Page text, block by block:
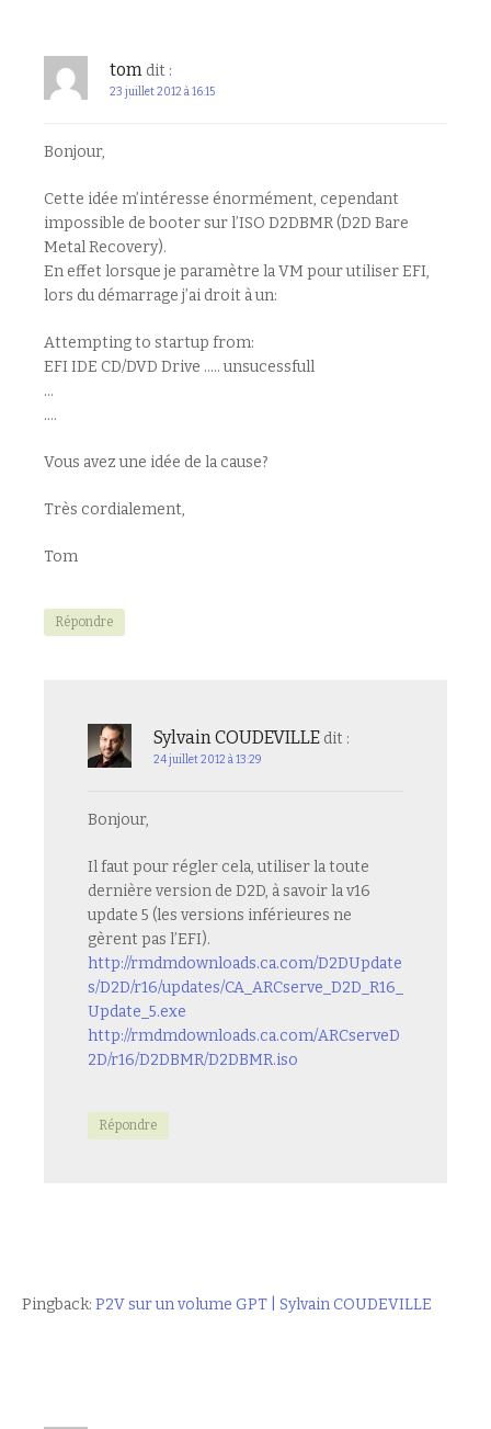
tom dit :
23 juillet 2012 à 16:15
Bonjour,
Cette idée m’intéresse énormément, cependant
impossible de booter sur l’ISO D2DBMR (D2D Bare
Metal Recovery).
En effet lorsque je paramètre la VM pour utiliser EFI,
lors du démarrage j’ai droit à un:
Attempting to startup from:
EFI IDE CD/DVD Drive ….. unsucessfull
…
….
Vous avez une idée de la cause?
Très cordialement,
Tom
Répondre
Sylvain COUDEVILLE dit :
24 juillet 2012 à 13:29
Bonjour,
Il faut pour régler cela, utiliser la toute
dernière version de D2D, à savoir la v16
update 5 (les versions inférieures ne
gèrent pas l’EFI).
http://rmdmdownloads.ca.com/D2DUpdate
s/D2D/r16/updates/CA_ARCserve_D2D_R16_
Update_5.exe
http://rmdmdownloads.ca.com/ARCserveD
2D/r16/D2DBMR/D2DBMR.iso
Répondre
Pingback: P2V sur un volume GPT | Sylvain COUDEVILLE